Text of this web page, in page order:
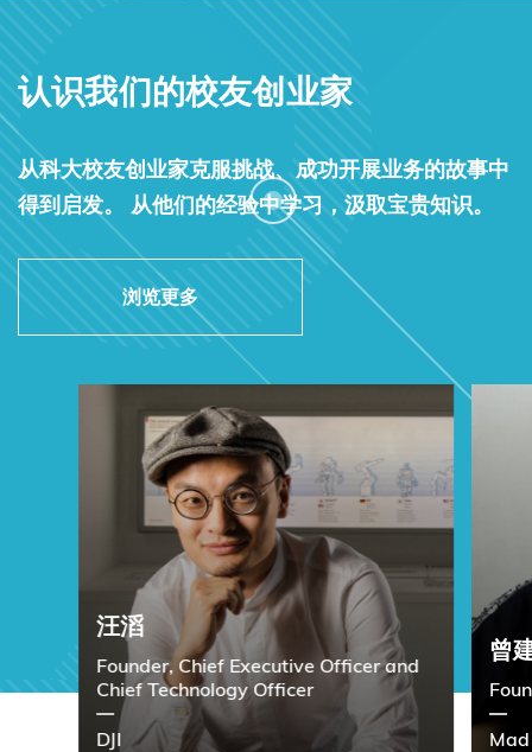
认识我们的校友创业家
从科大校友创业家克服挑战、成功开展业务的故事中
得到启发。 从他们的经验中学习，汲取宝贵知识。
浏览更多
汪滔
Founder, Chief Executive Officer and
Chief Technology Officer
DJI
曾